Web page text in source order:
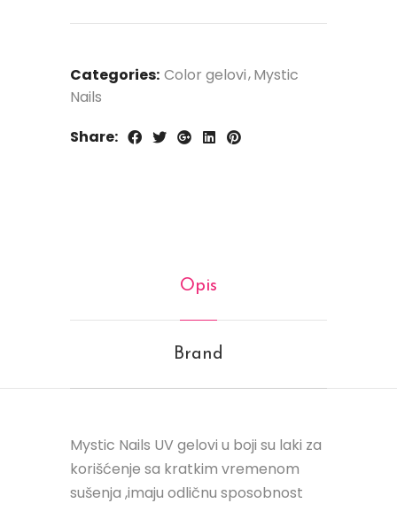
Categories: Color gelovi Mystic
Nails
Share:
Opis
Brand
Mystic Nails UV gelovi u boji su laki za
korišćenje sa kratkim vremenom
sušenja ,imaju odličnu sposobnost